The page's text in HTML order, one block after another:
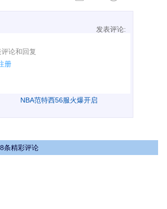
发表评论:
论和回复
册
NBA范特西56服火爆开启
条精彩评论